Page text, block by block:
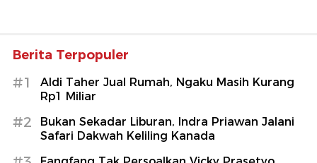
Berita Terpopuler
#1
Aldi Taher Jual Rumah, Ngaku Masih Kurang
Rp1 Miliar
#2
Bukan Sekadar Liburan, Indra Priawan Jalani
Safari Dakwah Keliling Kanada